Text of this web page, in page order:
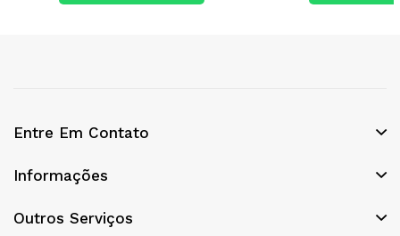
Entre Em Contato
Informações
Outros Serviços